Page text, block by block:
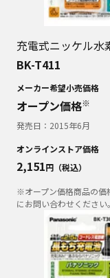
充電式ニッケル水
BK-T411
メーカー希望小売価格
オープン価格※
発売日： 2015年6月
オンラインストア価格
2,151円（税込）
※オープン価格商品の価
にお問い合わせください。